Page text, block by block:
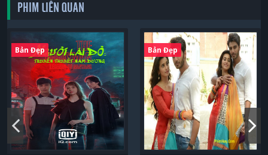
PHIM LIÊN QUAN
Bản Đẹp Bản Đẹp